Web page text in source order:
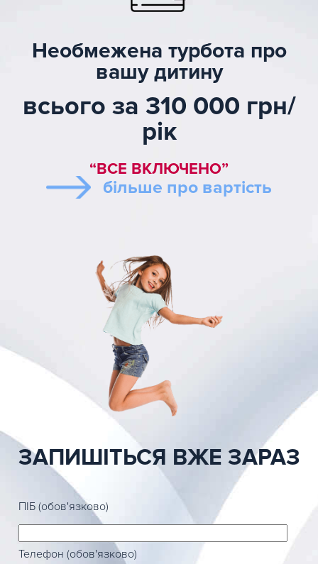
Необмежена турбота про
вашу дитину
всього за 310 000 грн/
рік
“ВСЕ ВКЛЮЧЕНО”
більше про вартість
ЗАПИШІТЬСЯ ВЖЕ ЗАРАЗ
ПІБ (обов'язково)
Телефон (обов'язково)